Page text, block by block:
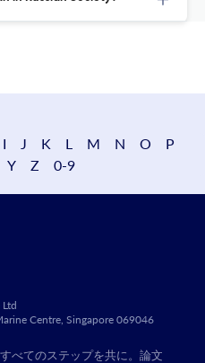
I J K L M N O
P
Y Z 0-9
Centre, Singapore 069046
べてのステップを共に。論文